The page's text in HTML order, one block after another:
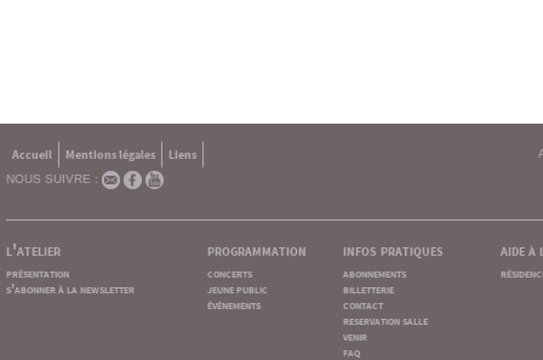
Accueil Mentions légales
Liens
NOUS SUIVRE :
l'atelier
présentation
s'abonner à la newsletter
programmation
concerts
jeune public
événements
infos pratiques
abonnements
billetterie
contact
reservation salle
venir
faq
aide